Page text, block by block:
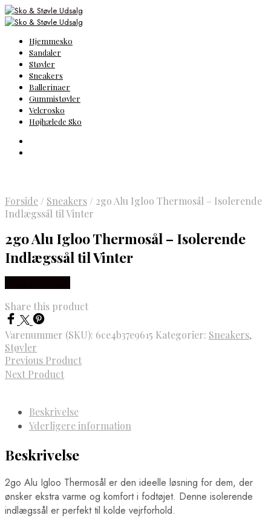
Hjemmesko
Sandaler
Støvler
Sneakers
Ballerinaer
Gummistøvler
Velcrosko
Højhælede Sko
Forside / Sneakers / 2go Alu Igloo Thermosål – Isolerende
Indlægssål til Vinter
2go Alu Igloo Thermosål – Isolerende
Indlægssål til Vinter
Share this product
Varenummer (SKU): 6ce4b37e9615 Kategorier: Sneakers,
Støvler
Previous Product
Next Product
Beskrivelse
Yderligere information
Beskrivelse
2go Alu Igloo Thermosål er den ideelle løsning for dem, der
ønsker ekstra varme og komfort i fodtøjet. Denne isolerende
indlægssål er perfekt til kolde vejrforhold.